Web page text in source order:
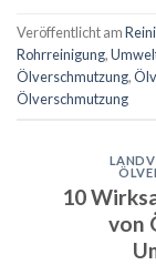
Veröffentlicht am
Rohrreinigung,
Ölverschmutzung,
Ölverschmutzung
10
von